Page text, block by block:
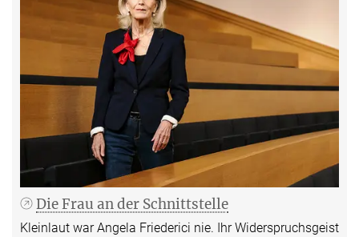
Die Frau an der Schnittstelle
Kleinlaut war Angela Friederici nie. Ihr Widerspruchsgeist